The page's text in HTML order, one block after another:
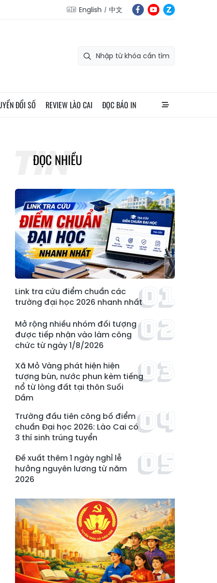
English 中文
ĐỔI SỐ REVIEW LÀO CAI ĐỌC BÁO IN
ĐỌC NHIỀU
Link tra cứu điểm chuẩn các
trường đại học 2026 nhanh nhất
Mở rộng nhiều nhóm đối tượng
được tiếp nhận vào làm công
chức từ ngày 1/8/2026
Xã Mỏ Vàng phát hiện hiện
tượng bùn, nước phun kèm tiếng
nổ từ lòng đất tại thôn Suối
Dầm
Trường đầu tiên công bố điểm
chuẩn Đại học 2026: Lào Cai có
3 thí sinh trúng tuyển
Đề xuất thêm 1 ngày nghỉ lễ
hưởng nguyên lương từ năm
2026